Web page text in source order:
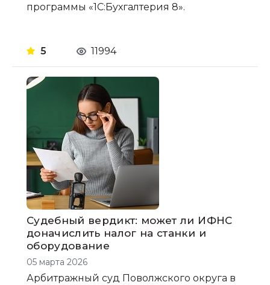
программы «1С:Бухгалтерия 8».
5 11994
Судебный вердикт: может ли ИФНС
доначислить налог на станки и
оборудование
05 марта 2026
Арбитражный суд Поволжского округа в